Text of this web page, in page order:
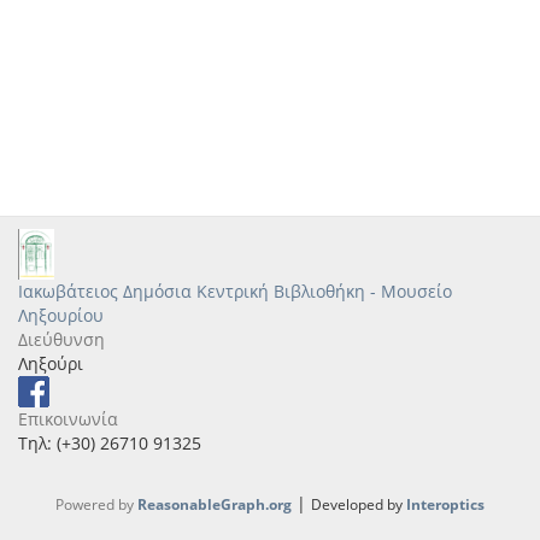
Ιακωβάτειος Δημόσια Κεντρική Βιβλιοθήκη - Μουσείο
Ληξουρίου
Διεύθυνση
Ληξούρι
Επικοινωνία
Τηλ: (+30) 26710 91325
Powered by ReasonableGraph.org | Developed by Interoptics